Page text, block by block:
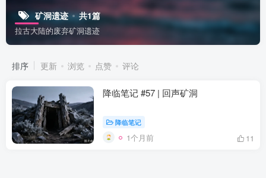
矿洞遗迹 共1篇
拉古大陆的废弃矿洞遗迹
排序 更新 浏览 点赞 评论
降临笔记 #57 | 回声矿洞
降临笔记
1个月前 11